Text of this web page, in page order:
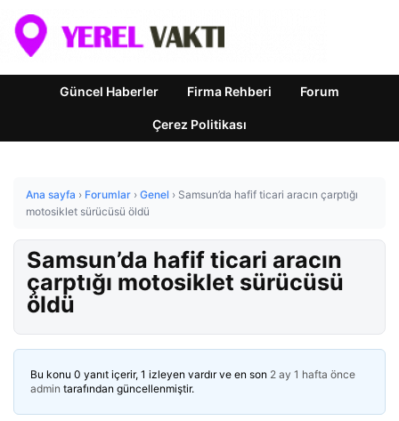
Güncel Haberler Firma Rehberi Forum
Çerez Politikası
Ana sayfa › Forumlar › Genel › Samsun’da hafif ticari aracın çarptığı
motosiklet sürücüsü öldü
Samsun’da hafif ticari aracın
çarptığı motosiklet sürücüsü
öldü
Bu konu 0 yanıt içerir, 1 izleyen vardır ve en son 2 ay 1 hafta önce
admin tarafından güncellenmiştir.